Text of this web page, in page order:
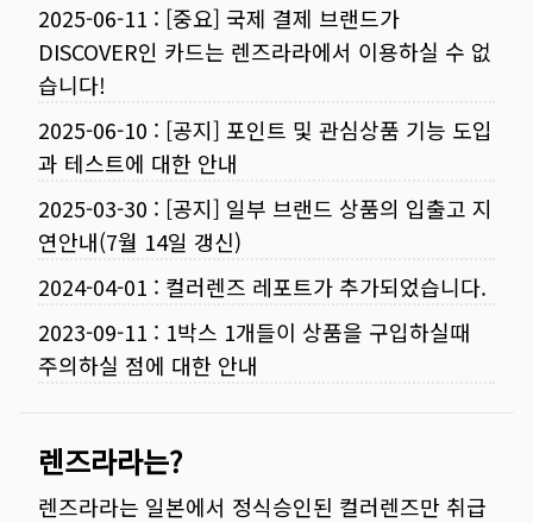
2025-06-11 : [중요] 국제 결제 브랜드가
DISCOVER인 카드는 렌즈라라에서 이용하실 수 없
습니다!
2025-06-10 : [공지] 포인트 및 관심상품 기능 도입
과 테스트에 대한 안내
2025-03-30 : [공지] 일부 브랜드 상품의 입출고 지
연안내(7월 14일 갱신)
2024-04-01 : 컬러렌즈 레포트가 추가되었습니다.
2023-09-11 : 1박스 1개들이 상품을 구입하실때
주의하실 점에 대한 안내
렌즈라라는?
렌즈라라는 일본에서 정식승인된 컬러렌즈만 취급